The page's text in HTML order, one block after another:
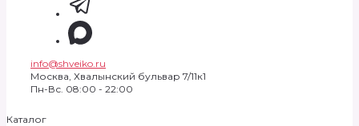
info@shveiko.ru
Москва, Хвалынский бульвар 7/11к1
Пн-Вс. 08:00 - 22:00
Каталог